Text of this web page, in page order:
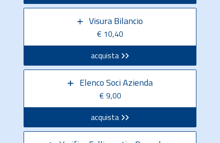
Visura Bilancio
€ 10,40
acquista
Elenco Soci Azienda
€ 9,00
acquista